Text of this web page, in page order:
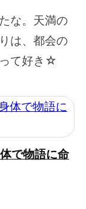
な。天満の
は、都会の
て好き☆
で物語に命